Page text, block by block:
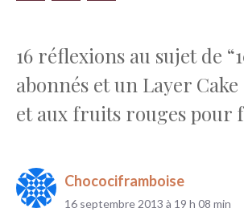
16 réflexions au sujet de
abonnés et un Layer
et aux fruits rouges pour
Chocociframboise
16 septembre 2013 à 19 h 08 min